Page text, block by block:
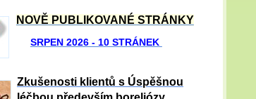
NOVĚ PUBLIKOVANÉ STRÁNKY
SRPEN 2026 - 10 STRÁNEK
Zkušenosti klientů s Úspěšnou